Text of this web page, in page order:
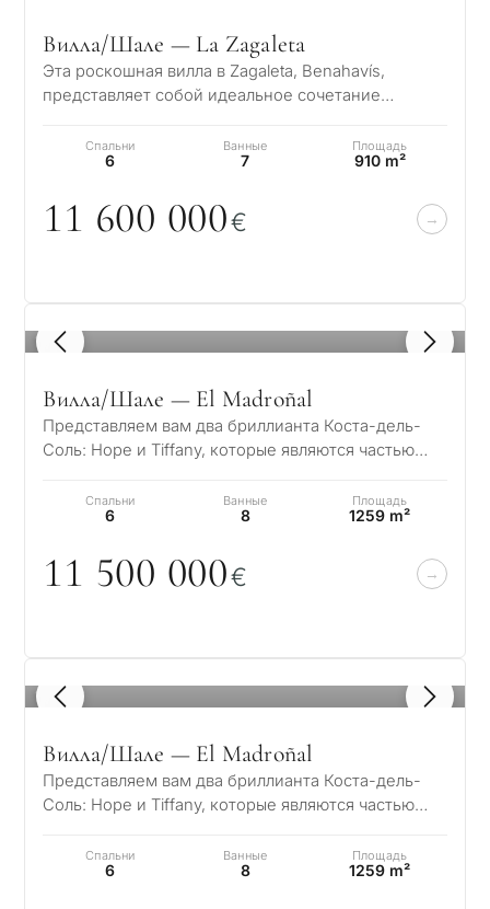
Вилла/Шале — La Zagaleta
Эта роскошная вилла в Zagaleta, Benahavís,
представляет собой идеальное сочетание
панорамн…
Спальни
6
Ванные
7
Площадь
910 m²
11 600 000€
1 / 8
Вилла/Шале — El Madroñal
Представляем вам два бриллианта Коста-дель-
Соль: Hope и Tiffany, которые являются частью
Спальни
6
Ванные
8
Площадь
1259 m²
11 500 000€
1 / 8
Вилла/Шале — El Madroñal
Представляем вам два бриллианта Коста-дель-
Соль: Hope и Tiffany, которые являются частью
Спальни
6
Ванные
8
Площадь
1259 m²